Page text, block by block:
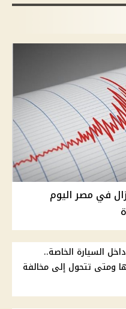
في مصر اليوم
السيارة الخاصة..
ومتى تتحول إلى مخالفة